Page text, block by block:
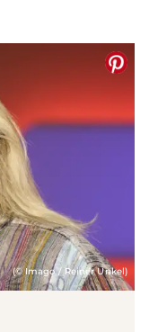
(© Imago / Reiner Unkel)